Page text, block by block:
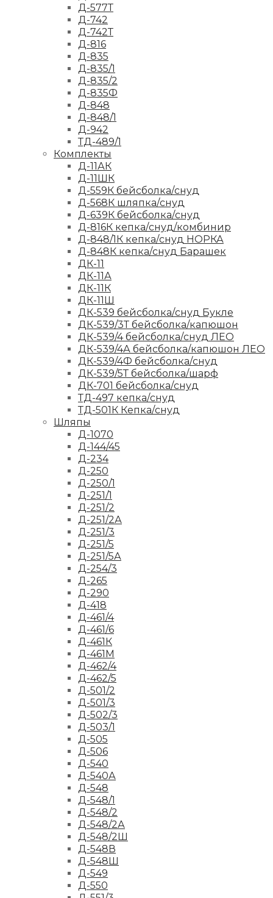
Д-577Т
Д-742
Д-742Т
Д-816
Д-835
Д-835/1
Д-835/2
Д-835Ф
Д-848
Д-848/1
Д-942
ТД-489/1
Комплекты
Д-11АК
Д-11ШК
Д-559К бейсболка/снуд
Д-568К шляпка/снуд
Д-639К бейсболка/снуд
Д-816К кепка/снуд/комбинир
Д-848/1К кепка/снуд НОРКА
Д-848К кепка/снуд Барашек
ДК-11
ДК-11А
ДК-11К
ДК-11Ш
ДК-539 бейсболка/снуд Букле
ДК-539/3Т бейсболка/капюшон
ДК-539/4 бейсболка/снуд ЛЕО
ДК-539/4А бейсболка/капюшон ЛЕО
ДК-539/4Ф бейсболка/снуд
ДК-539/5Т бейсболка/шарф
ДК-701 бейсболка/снуд
ТД-497 кепка/снуд
ТД-501К Кепка/снуд
Шляпы
Д-1070
Д-144/45
Д-234
Д-250
Д-250/1
Д-251/1
Д-251/2
Д-251/2А
Д-251/3
Д-251/5
Д-251/5А
Д-254/3
Д-265
Д-290
Д-418
Д-461/4
Д-461/6
Д-461К
Д-461М
Д-462/4
Д-462/5
Д-501/2
Д-501/3
Д-502/3
Д-503/1
Д-505
Д-506
Д-540
Д-540А
Д-548
Д-548/1
Д-548/2
Д-548/2А
Д-548/2Ш
Д-548В
Д-548Ш
Д-549
Д-550